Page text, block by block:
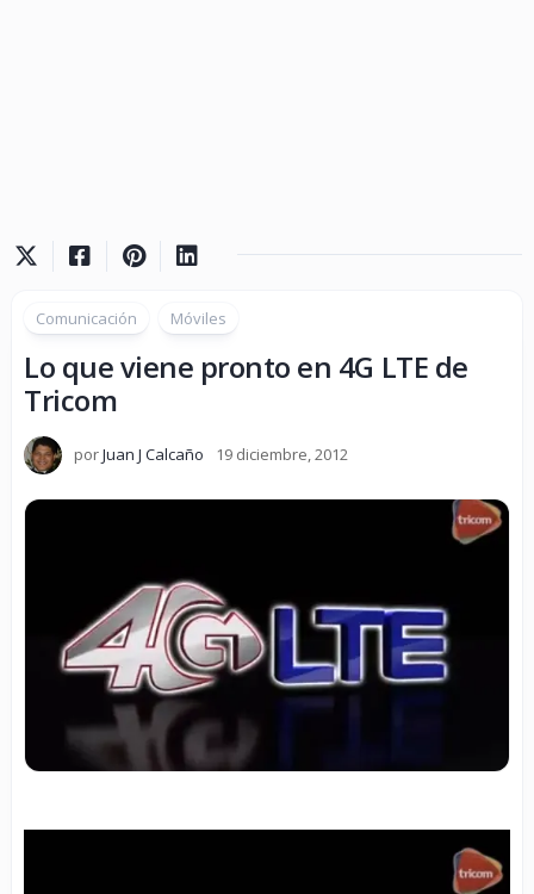
Comunicación Móviles
Lo que viene pronto en 4G LTE de
Tricom
porJuan J Calcaño 19 diciembre, 2012